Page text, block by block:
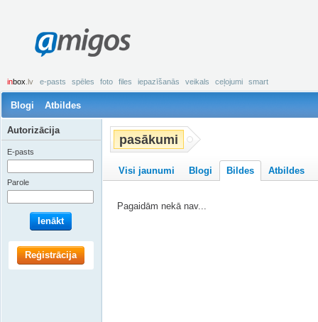
amigos
inbox .lv e-pasts spēles foto files iepazīšanās veikals ceļojumi smart
Blogi Atbildes
pasākumi
Visi jaunumi Blogi Bildes Atbildes
Pagaidām nekā nav...
Autorizācija
E-pasts
Parole
Ienākt
Reģistrācija